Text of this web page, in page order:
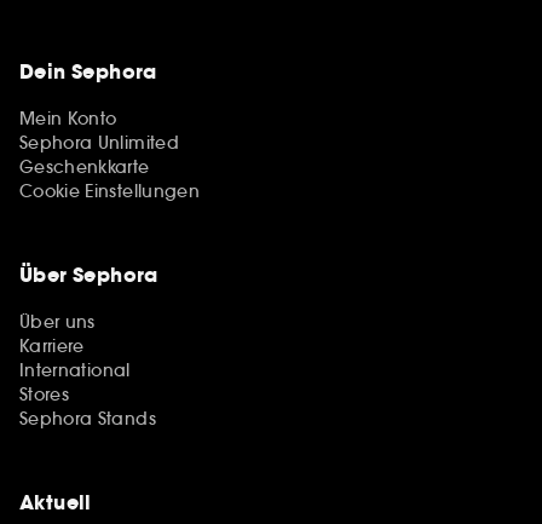
Dein Sephora
Mein Konto
Sephora Unlimited
Geschenkkarte
Cookie Einstellungen
Über Sephora
Über uns
Karriere
International
Stores
Sephora Stands
Aktuell